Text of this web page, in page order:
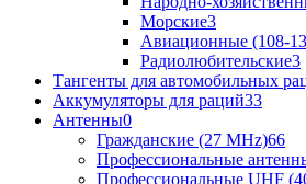
Морские3
Авиационные (108-
Радиолюбительские3
Тангенты для автомобильных
Аккумуляторы для раций33
Антенны0
Гражданские (27 MHz)66
Профессиональные
Профессиональные UHF